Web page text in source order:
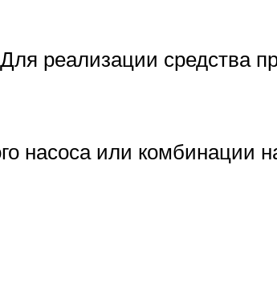
реализации средства
насоса или комбинации